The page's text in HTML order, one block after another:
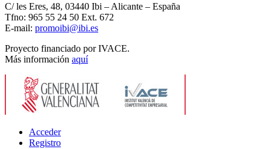
C/ les Eres, 48, 03440 Ibi – Alicante – España
Tfno: 965 55 24 50 Ext. 672
E-mail: promoibi@ibi.es
Proyecto financiado por IVACE.
Más información aquí
Acceder
Registro